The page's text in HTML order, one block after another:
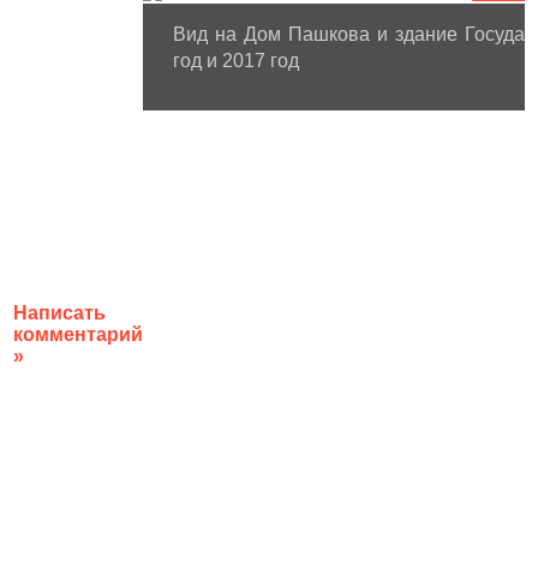
Написать
комментарий
»
Вид на Дом Пашкова и здание
год и 2017 год